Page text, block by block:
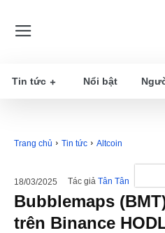
Tin tức Nổi bật
Trang chủ Tin tức Altcoin
18/03/2025 Tác giả Tân Tân
Bubblemaps
trên Binance